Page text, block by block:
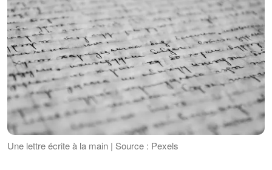
Une lettre écrite à la main | Source : Pexels